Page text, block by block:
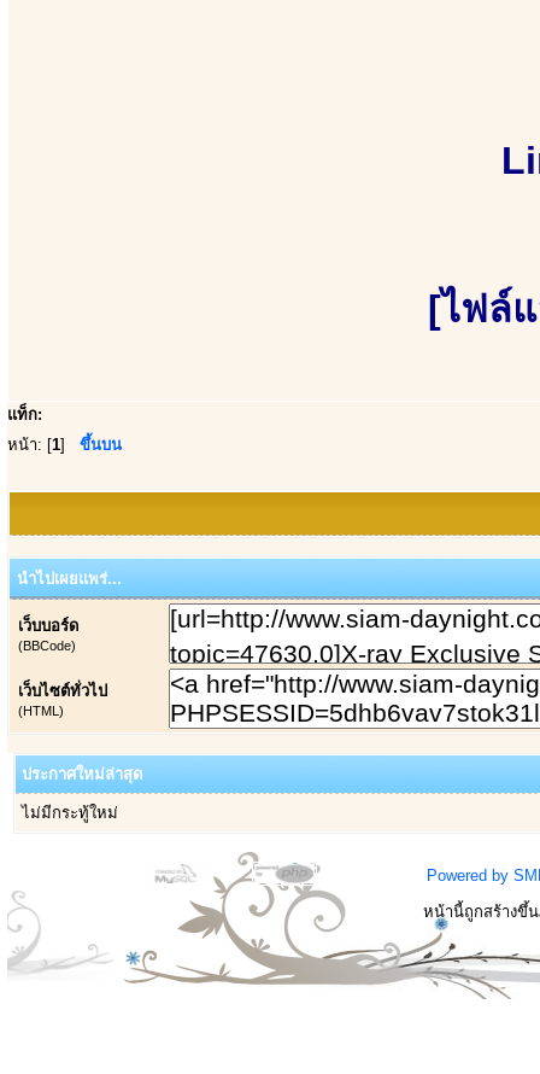
[ไฟล์
แท็ก:
หน้า: [1] ขึ้นบน
นำไปเผยแพร่...
เว็บบอร์ด
(BBCode)
เว็บไซต์ทั่วไป
(HTML)
ประกาศใหม่ล่าสุด
ไม่มีกระทู้ใหม่
Powered by
หน้านี้ถูกสร้างขึ้น